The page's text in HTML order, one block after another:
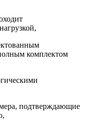
комплектом
подтверждающие